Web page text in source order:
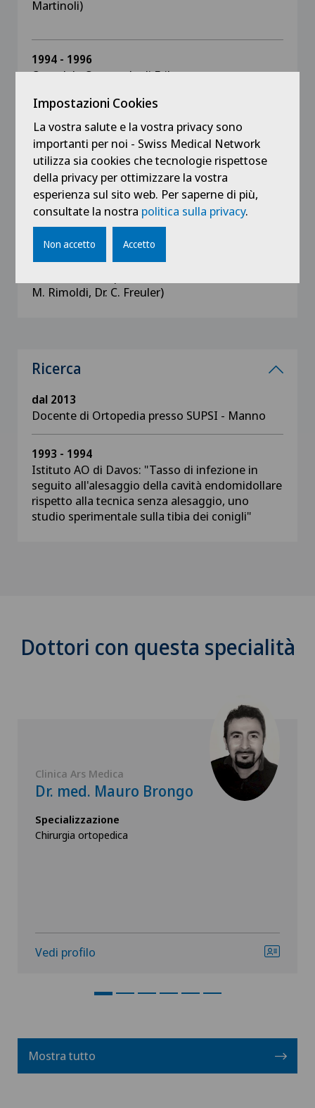
Martinoli)
1994 - 1996
Ospedale Cantonale di Friburgo
Gerber fino al 1995, Primario Prof. Dr. R. P. Jacob
dal 1995)
1992 - 1993
Ospedale Regionale Porrentruy
Assistente Ortopedia (Primario Dr. W.
Ackermann)
1992
Ospedale Malcantonese Castelrotto/Lugano
M. Rimoldi, Dr. C. Freuler)
Ricerca
dal 2013
Docente di Ortopedia presso SUPSI - Manno
1993 - 1994
Istituto AO di Davos: "Tasso di infezione in
seguito all'alesaggio della cavità endomidollare
rispetto alla tecnica senza alesaggio, uno
studio sperimentale sulla tibia dei conigli"
Dottori con questa specialità
Clinica Ars Medica
Dr. med. Mauro Brongo
Specializzazione
Chirurgia ortopedica
Vedi profilo
Mostra tutto
Impostazioni Cookies
La vostra salute e la vostra privacy sono
importanti per noi - Swiss Medical Network
utilizza sia cookies che tecnologie rispettose
della privacy per ottimizzare la vostra
esperienza sul sito web. Per saperne di più,
consultate la nostra politica sulla privacy.
Non accetto Accetto